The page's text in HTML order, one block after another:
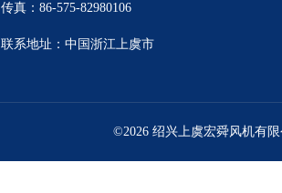
传真：86-575-82980106
联系地址：中国浙江上虞市
©2026 绍兴上虞宏舜风机有